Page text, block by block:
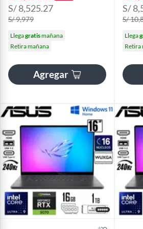
S/ 8,525.27
S/ 9,979
Llegagratismañana
Retira mañana
Agregar
S/
S/
Llega
Retira